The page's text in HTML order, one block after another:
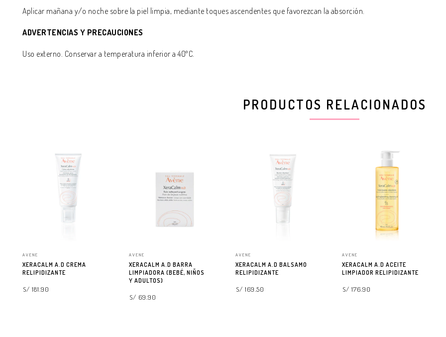
Aplicar mañana y/o noche sobre la piel limpia, mediante toques ascendentes que favorezcan la absorción.
ADVERTENCIAS Y PRECAUCIONES
Uso externo. Conservar a temperatura inferior a 40ºC.
PRODUCTOS RELACIONADOS
AVENE
XERACALM A.D CREMA
RELIPIDIZANTE
S/ 181.90
AVENE
XERACALM A.D BARRA
LIMPIADORA (BEBÉ, NIÑOS
Y ADULTOS)
S/ 69.90
AVENE
XERACALM A.D BALSAMO
RELIPIDIZANTE
S/ 169.50
AVENE
XERACALM A.D ACEITE
LIMPIADOR RELIPIDIZANTE
S/ 176.90